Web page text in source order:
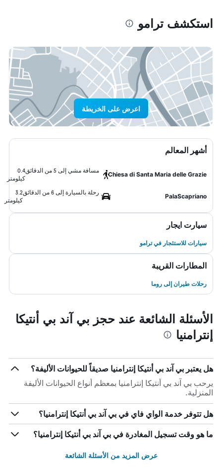
استكشف ترامو
اعرض على الخريطة
أشهر المعالم
Chiesa di Santa Maria delle Grazie
مسافة مشي إلى 5 من الدقائق
0.4
كيلومتر
PalaScapriano
رحلة بالسيارة إلى 6 من الدقائق
3.2
كيلومتر
سيارت ايجار
سيارات للاستئجار في ترامو
المطارات القريبة
رحلات طيران إلى روما
الأسئلة الشائعة عند حجز بي آند بي أنتيكا
إنترامنيا
هل يعتبر بي آند بي أنتيكا إنترامنيا صديقاً للحيوانات الأليفة؟
يرحب بي آند بي أنتيكا إنترامنيا بمعظم أنواع الحيوانات الأليفة
المنزلية.
هل تتوفر خدمة الواي فاي في بي آند بي أنتيكا إنترامنيا؟
ما هو وقت تسجيل المغادرة في بي آند بي أنتيكا إنترامنيا؟
عرض المزيد من الأسئلة الشائعة